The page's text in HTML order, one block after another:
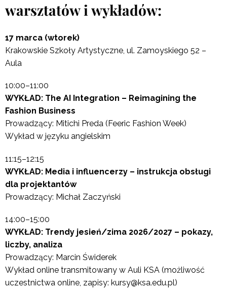
warsztatów i wykładów:
17 marca (wtorek)
Krakowskie Szkoły Artystyczne, ul. Zamoyskiego 52 –
Aula
10:00–11:00
WYKŁAD: The AI Integration – Reimagining the
Fashion Business
Prowadzący: Mitichi Preda (Feeric Fashion Week)
Wykład w języku angielskim
11:15–12:15
WYKŁAD: Media i influencerzy – instrukcja obsługi
dla projektantów
Prowadzący: Michał Zaczyński
14:00–15:00
WYKŁAD: Trendy jesień/zima 2026/2027 – pokazy,
liczby, analiza
Prowadzący: Marcin Świderek
Wykład online transmitowany w Auli KSA (możliwość
uczestnictwa online, zapisy: kursy@ksa.edu.pl)